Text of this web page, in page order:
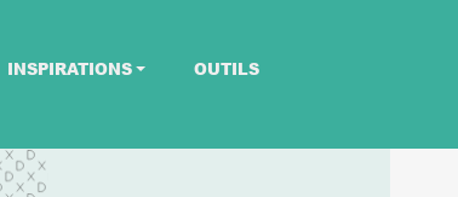
INSPIRATIONS OUTILS